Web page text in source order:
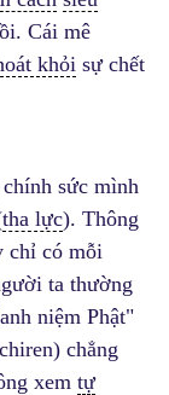
Cái mê
khỏi sự chết
sức mình
tha lực). Thông
chỉ có mỗi
ta thường
niệm Phật"
chẳng
xem tự